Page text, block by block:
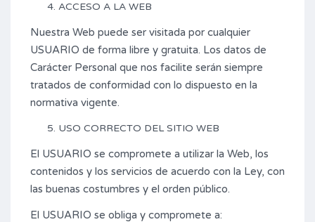
ACCESO A LA WEB
Nuestra Web puede ser visitada por cualquier
USUARIO de forma libre y gratuita. Los datos de
Carácter Personal que nos facilite serán siempre
tratados de conformidad con lo dispuesto en la
normativa vigente.
USO CORRECTO DEL SITIO WEB
El USUARIO se compromete a utilizar la Web, los
contenidos y los servicios de acuerdo con la Ley, con
las buenas costumbres y el orden público.
El USUARIO se obliga y compromete a: